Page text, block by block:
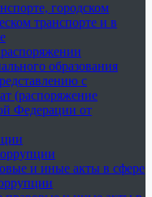
городском
транспорте и в
образования
с
(распоряжение
Федерации от
и иные акты в сфере